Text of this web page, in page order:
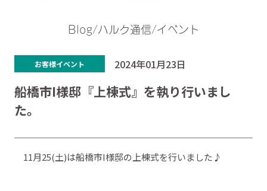
Blog/ハルク通信/イベント
お客様イベント 2024年01月23日
船橋市I様邸『上棟式』を執り行いまし
た。
11月25(土)は船橋市I様邸の上棟式を行いました♪